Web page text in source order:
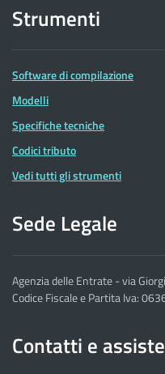
Strumenti
Software di compilazione
Modelli
Specifiche tecniche
Codici tributo
Vedi tutti gli strumenti
Sede Legale
Agenzia delle Entrate - via
Codice Fiscale e Partita Iva:
Contatti e